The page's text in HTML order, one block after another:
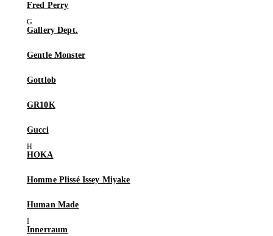
Fred Perry
Gallery Dept.
Gentle Monster
Gottlob
GR10K
Gucci
HOKA
Homme Plissé Issey Miyake
Human Made
Innerraum